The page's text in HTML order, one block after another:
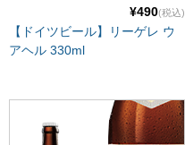
¥490(税込)
【ドイツビール】リーゲレ ウ
アヘル 330ml